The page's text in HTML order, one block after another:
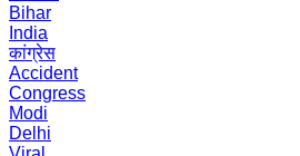
Bihar
India
कांग्रेस
Accident
Congress
Modi
Delhi